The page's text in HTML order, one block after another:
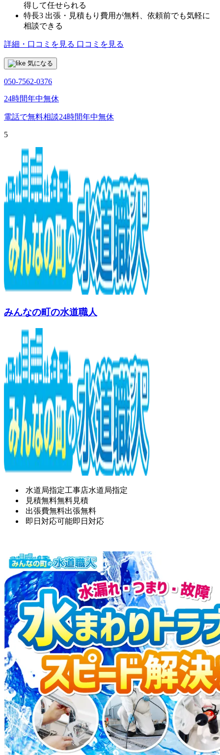
得して任せられる
特長3 出張・見積もり費用が無料、依頼前でも気軽に
相談できる
詳細・口コミを見る 口コミを見る
気になる
050-7562-0376
24時間年中無休
電話で無料相談24時間年中無休
5
みんなの町の水道職人
水道局指定工事店水道局指定
見積無料無料見積
出張費無料出張無料
即日対応可能即日対応